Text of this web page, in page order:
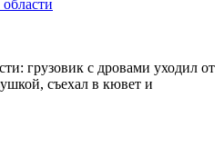
грузовик с дровами уходил от
съехал в кювет и